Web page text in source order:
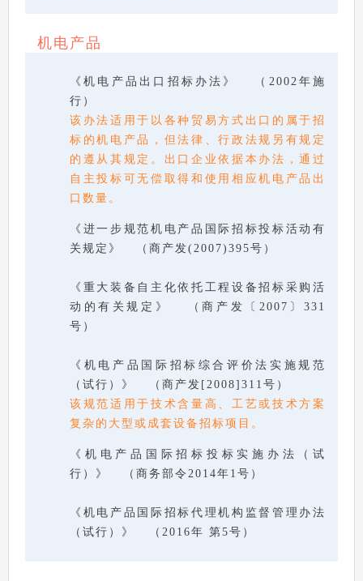
机电产品
《机电产品出口招标办法》 （2002年施
行）
该办法适用于以各种贸易方式出口的属于招
标的机电产品，但法律、行政法规另有规定
的遵从其规定。出口企业依据本办法，通过
自主投标可无偿取得和使用相应机电产品出
口数量。
《进一步规范机电产品国际招标投标活动有
关规定》 （商产发(2007)395号）
《重大装备自主化依托工程设备招标采购活
动的有关规定》 （商产发〔2007〕331
号）
《机电产品国际招标综合评价法实施规范
（试行）》 （商产发[2008]311号）
该规范适用于技术含量高、工艺或技术方案
复杂的大型或成套设备招标项目。
《机电产品国际招标投标实施办法（试
行）》 （商务部令2014年1号）
《机电产品国际招标代理机构监督管理办法
（试行）》 （2016年 第5号）